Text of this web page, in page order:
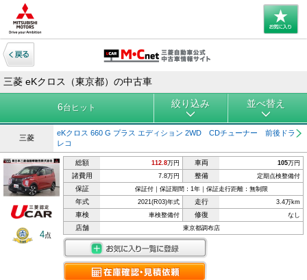
三菱 eKクロス（東京都）の中古車
6台ヒット 絞り込み 並べ替え
三菱
eKクロス 660 G プラス エディション 2WD CDチューナー 前後ドラ
レコ
4点
総額 112.8万円 車両 105万円
諸費用 7.8万円 整備 定期点検整備付
保証 保証付｜保証期間：1年｜保証走行距離：無制限
年式 2021(R03)年式 走行 3.4万km
車検 車検整備付 修復 なし
店舗 東京都調布店